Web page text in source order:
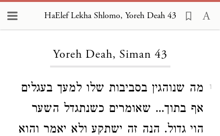
HaElef Lekha Shlomo, Yoreh Deah 43
Yoreh Deah, Siman 43
1
מה שנוהגין בסביבות שלו למעך בעגלים
אף בתוך... שאומרים כשנתגדל השער
הוי גדול. הנה זה ישתקע ולא יאמר והוא